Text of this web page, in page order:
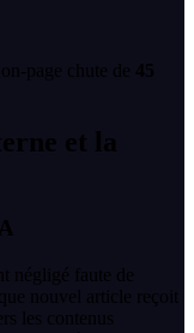
page chute de 45
et la
négligé faute de
nouvel article reçoit
les contenus